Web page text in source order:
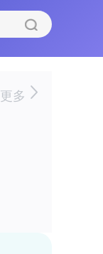
更多